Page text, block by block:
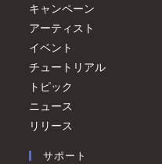
キャンペーン
アーティスト
イベント
チュートリアル
トピック
ニュース
リリース
サポート